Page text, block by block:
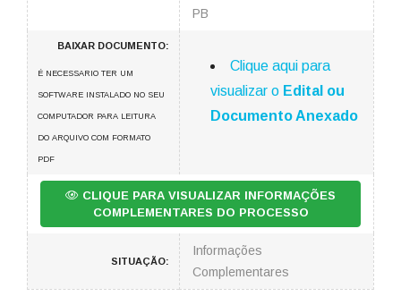
PB
BAIXAR DOCUMENTO:
É NECESSARIO TER UM
SOFTWARE INSTALADO NO SEU
COMPUTADOR PARA LEITURA
DO ARQUIVO COM FORMATO
PDF
Clique aqui para
visualizar o Edital ou
Documento Anexado
CLIQUE PARA VISUALIZAR INFORMAÇÕES
COMPLEMENTARES DO PROCESSO
SITUAÇÃO:
Informações
Complementares